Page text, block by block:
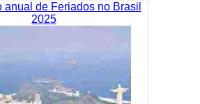
anual de Feriados no Brasil
2025